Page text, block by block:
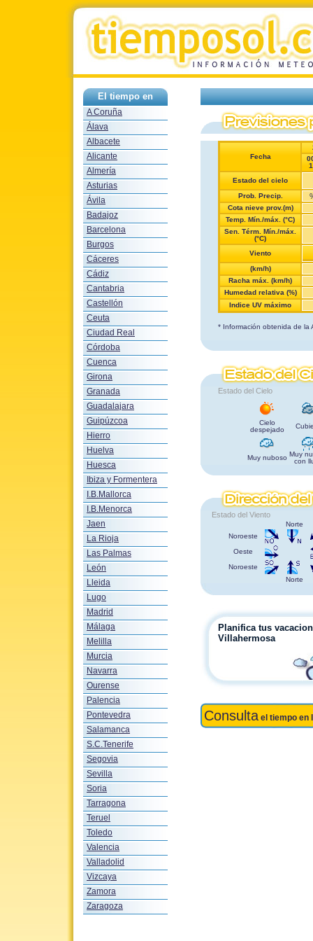
El tiempo en
A Coruña
Álava
Albacete
Alicante
Almería
Asturias
Ávila
Badajoz
Barcelona
Burgos
Cáceres
Cádiz
Cantabria
Castellón
Ceuta
Ciudad Real
Córdoba
Cuenca
Girona
Granada
Guadalajara
Guipúzcoa
Hierro
Huelva
Huesca
Ibiza y Formentera
I.B.Mallorca
I.B.Menorca
Jaen
La Rioja
Las Palmas
León
Lleida
Lugo
Madrid
Málaga
Melilla
Murcia
Navarra
Ourense
Palencia
Pontevedra
Salamanca
S.C.Tenerife
Segovia
Sevilla
Soria
Tarragona
Teruel
Toledo
Valencia
Valladolid
Vizcaya
Zamora
Zaragoza
Fecha
Estado del cielo
Prob. Precip.
Cota nieve prov.(m)
Temp. Mín./máx. (°C)
Sen. Térm. Mín./máx.
(°C)
Viento
(km/h)
Racha máx. (km/h)
Humedad relativa (%)
Indice UV máximo
* Información obtenida de la
Estado del Cielo
Cielo
despejado
Muy nuboso Muy
con
Estado del Viento
Norte
Noroeste
Oeste
Noroeste
Norte
Planifica tus
Villahermosa
Consulta el tiempo en